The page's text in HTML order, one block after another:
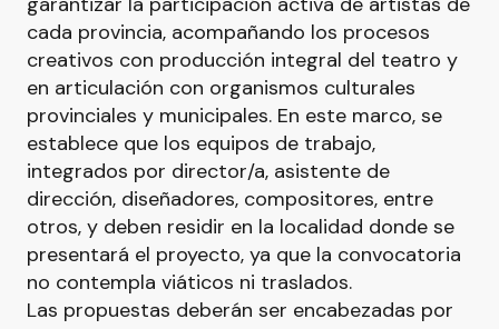
cada provincia, acompañando los procesos
creativos con producción integral del teatro y
en articulación con organismos culturales
provinciales y municipales. En este marco, se
establece que los equipos de trabajo,
integrados por director/a, asistente de
dirección, diseñadores, compositores, entre
otros, y deben residir en la localidad donde se
presentará el proyecto, ya que la convocatoria
no contempla viáticos ni traslados.
Las propuestas deberán ser encabezadas por